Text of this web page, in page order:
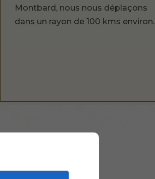
Montbard, nous nous déplaçons
dans un rayon de 100 kms environ.